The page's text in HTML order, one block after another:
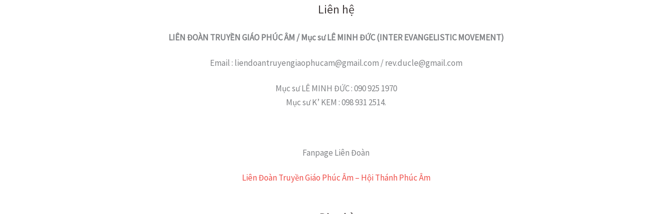
Liên hệ
LIÊN ĐOÀN TRUYỀN GIÁO PHÚC ÂM / Mục sư LÊ MINH ĐỨC (INTER EVANGELISTIC MOVEMENT)
Email : liendoantruyengiaophucam@gmail.com / rev.ducle@gmail.com
Mục sư LÊ MINH ĐỨC : 090 925 1970
Mục sư K’ KEM : 098 931 2514.
Fanpage Liên Đoàn
Liên Đoàn Truyền Giáo Phúc Âm – Hội Thánh Phúc Âm